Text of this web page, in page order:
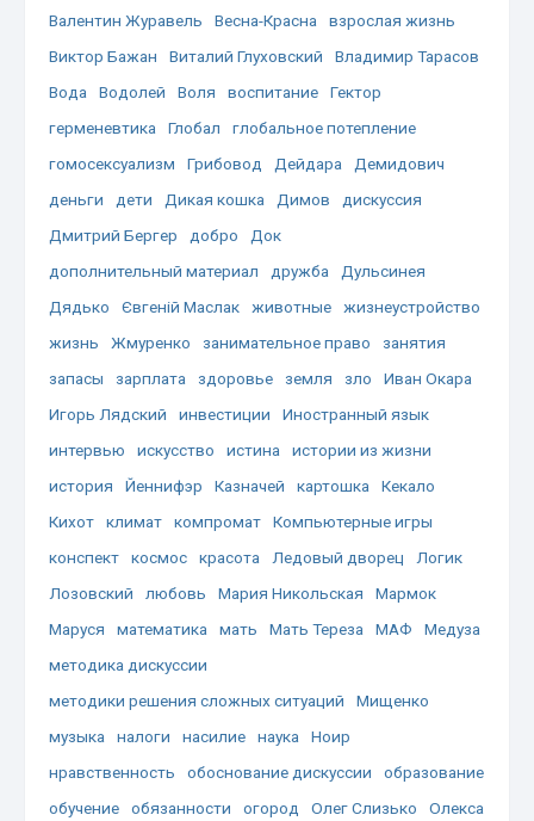
Валентин Журавель
Весна-Красна
взрослая жизнь
Виктор Бажан
Виталий Глуховский
Владимир Тарасов
Вода
Водолей Воля воспитание
Гектор
герменевтика
Глобал
глобальное потепление
гомосексуализм
Грибовод Дейдара
Демидович
деньги
дети Дикая кошка Димов
дискуссия
Дмитрий Бергер
добро
Док
дополнительный материал
дружба
Дульсинея
Дядько
Євгеній Маслак животные
жизнеустройство
жизнь
Жмуренко занимательное право
занятия
запасы
зарплата здоровье земля зло
Иван Окара
Игорь Лядский
инвестиции
Иностранный язык
интервью
искусство истина
истории из жизни
история
Йеннифэр Казначей картошка
Кекало
Кихот
климат компромат
Компьютерные игры
конспект
космос красота Ледовый дворец
Логик
Лозовский
любовь Мария Никольская
Мармок
Маруся
математика мать Мать Тереза МАФ
Медуза
методика дискуссии
методики решения сложных ситуаций
Мищенко
музыка
налоги насилие наука
Ноир
нравственность
обоснование дискуссии
образование
обучение
обязанности огород Олег Слизько
Олекса